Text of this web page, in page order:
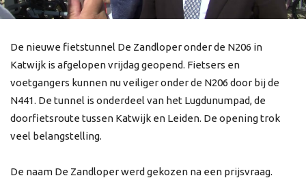
De nieuwe fietstunnel De Zandloper onder de N206 in
Katwijk is afgelopen vrijdag geopend. Fietsers en
voetgangers kunnen nu veiliger onder de N206 door bij de
N441. De tunnel is onderdeel van het Lugdunumpad, de
doorfietsroute tussen Katwijk en Leiden. De opening trok
veel belangstelling.
De naam De Zandloper werd gekozen na een prijsvraag.